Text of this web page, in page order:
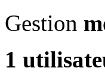
Gestion
1